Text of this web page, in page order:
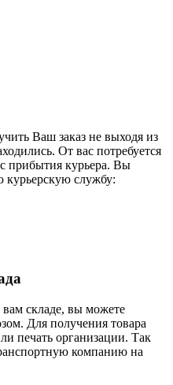
Ваш заказ не выходя из
От вас потребуется
прибытия курьера. Вы
службу:
складе, вы можете
Для получения товара
печать организации. Так
компанию на